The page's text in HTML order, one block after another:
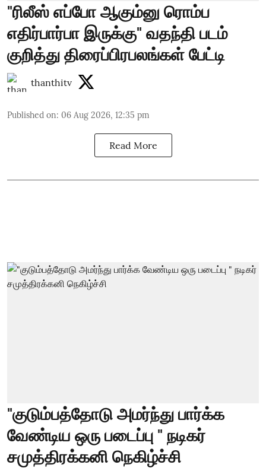
"ரிலீஸ் எப்போ ஆகும்னு ரொம்ப
எதிர்பார்பா இருக்கு" வதந்தி படம்
குறித்து திரைப்பிரபலங்கள் பேட்டி
thanthitv
Published on: 06 Aug 2026, 12:35 pm
Read More
"குடும்பத்தோடு அமர்ந்து பார்க்க
வேண்டிய ஒரு படைப்பு " நடிகர்
சமுத்திரக்கனி நெகிழ்ச்சி